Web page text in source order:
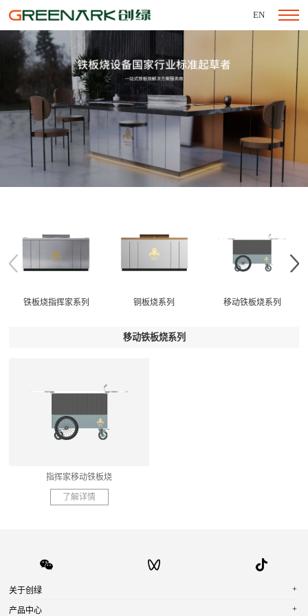
EN
铁板烧指挥家系列 铜板烧系列 移动铁板烧系列
移动铁板烧系列
指挥家移动铁板烧
了解详情
关于创绿 +
产品中心 +